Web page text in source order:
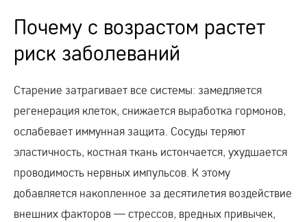
Почему с возрастом растет
риск заболеваний
Старение затрагивает все системы: замедляется
регенерация клеток, снижается выработка гормонов,
ослабевает иммунная защита. Сосуды теряют
эластичность, костная ткань истончается, ухудшается
проводимость нервных импульсов. К этому
добавляется накопленное за десятилетия воздействие
внешних факторов — стрессов, вредных привычек,